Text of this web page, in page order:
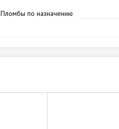
Пломбы по назначению